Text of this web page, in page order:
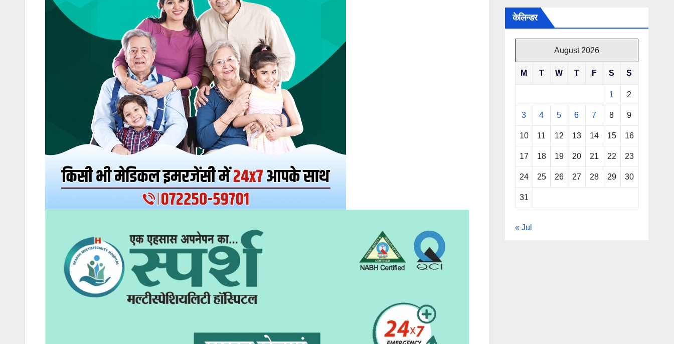
केलिन्डर
August 2026
M T W T F S S
1 2
3 4 5 6 7 8 9
10 11 12 13 14 15 16
17 18 19 20 21 22 23
24 25 26 27 28 29 30
31
« Jul